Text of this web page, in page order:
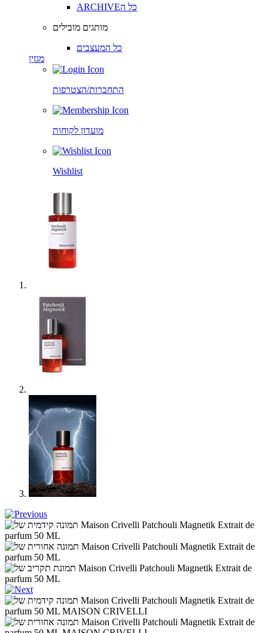
ARCHIVEכל ה
מותגים מובילים
כל המעצבים
מגזין
התחברות/הצטרפות
מועדון לקוחות
Wishlist